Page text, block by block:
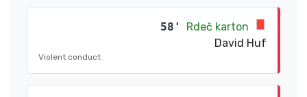
58'
Rdeč karton
David Huf
Violent conduct